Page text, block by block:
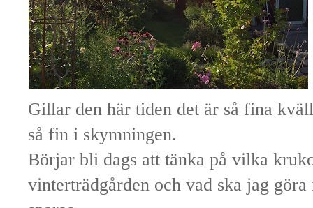
Gillar den här tiden det är så fina
så fin i skymningen.
Börjar bli dags att tänka på vilka
vinterträdgården och vad ska jag